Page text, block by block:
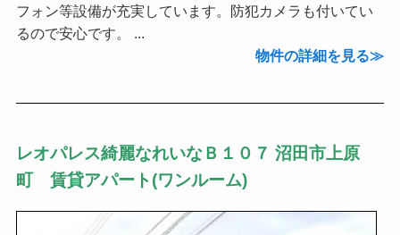
フォン等設備が充実しています。防犯カメラも付いてい
るので安心です。 ...
物件の詳細を見る
レオパレス綺麗なれいなＢ１０７ 沼田市上原
町 賃貸アパート(ワンルーム)